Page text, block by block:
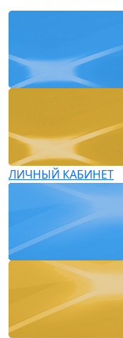
ЛИЧНЫЙ КАБИНЕТ